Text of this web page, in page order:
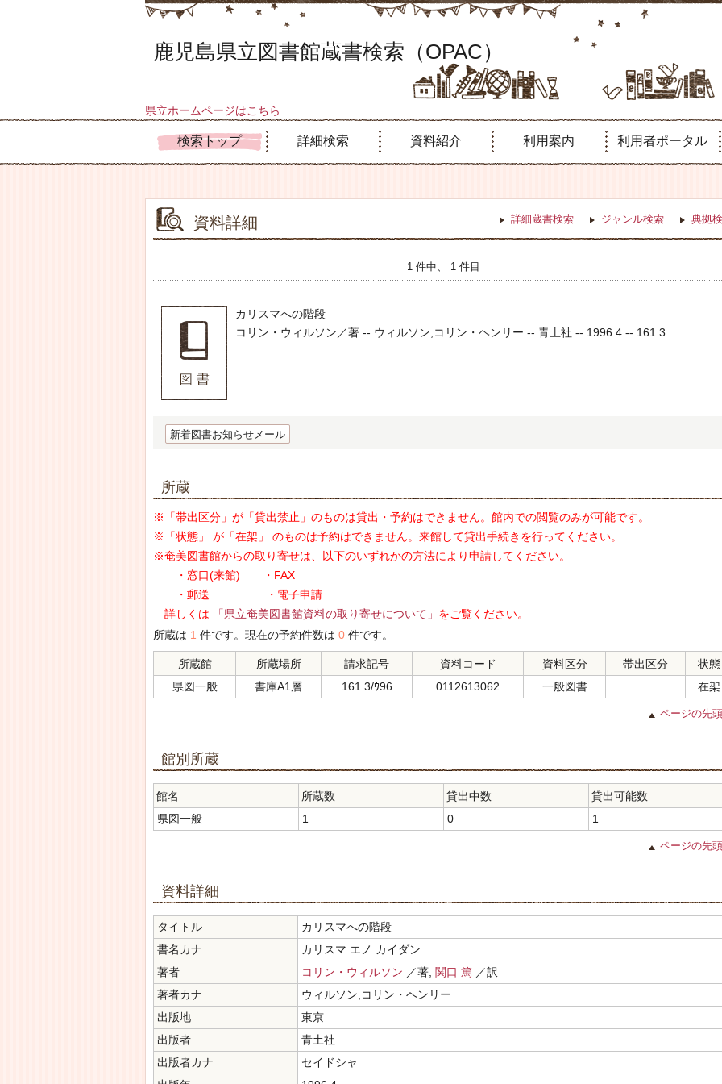
鹿児島県立図書館蔵書検索（OPAC）
県立ホームページはこちら
検索トップ 詳細検索 資料紹介 利用案内 利用者ポータル
資料詳細 詳細蔵書検索 ジャンル検索 典拠
1 件中、 1 件目
カリスマへの階段
コリン・ウィルソン／著 -- ウィルソン,コリン・ヘンリー -- 青土社 -- 1996.4 -- 161.3
新着図書お知らせメール
所蔵
※「帯出区分」が「貸出禁止」のものは貸出・予約はできません。館内での閲覧のみが可能です。
※「状態」 が「在架」 のものは予約はできません。来館して貸出手続きを行ってください。
※奄美図書館からの取り寄せは、以下のいずれかの方法により申請してください。
・窓口(来館) ・FAX
・郵送 ・電子申請
詳しくは
「県立奄美図書館資料の取り寄せについて」 をご覧ください。
所蔵は 1 件です。現在の予約件数は 0 件です。
所蔵館 所蔵場所 請求記号 資料コード 資料区分 帯出区分
状態
県図一般
書庫A1層 161.3/ｳ96 0112613062 一般図書 在架
ページの先
館別所蔵
館名 所蔵数 貸出中数
貸出可能数
県図一般
1 0 1
ページの先
資料詳細
タイトル
カリスマへの階段
書名カナ
カリスマ エノ カイダン
著者
コリン・ウィルソン ／著, 関口 篤 ／訳
著者カナ
ウィルソン,コリン・ヘンリー
出版地
東京
出版者
青土社
出版者カナ
セイドシャ